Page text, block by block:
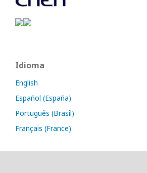
Idioma
English
Español (España)
Português (Brasil)
Français (France)